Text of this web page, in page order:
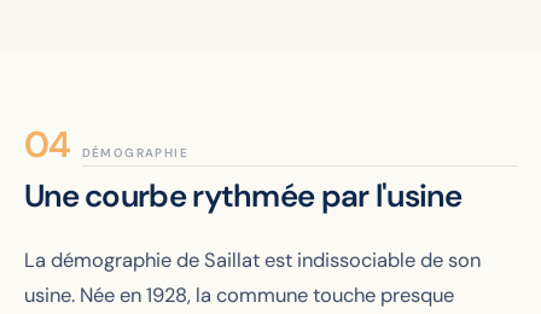
DÉMOGRAPHIE
Une courbe rythmée par l'usine
La démographie de Saillat est indissociable de son
usine. Née en 1928, la commune touche presque